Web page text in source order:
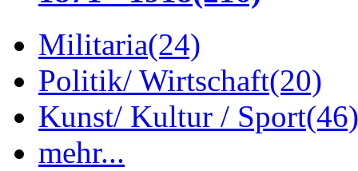
Militaria(24)
Politik/ Wirtschaft(20)
Kunst/ Kultur / Sport(46)
mehr...